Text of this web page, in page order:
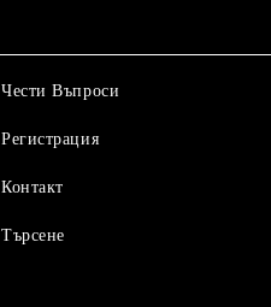
Чести Въпроси
Регистрация
Контакт
Търсене